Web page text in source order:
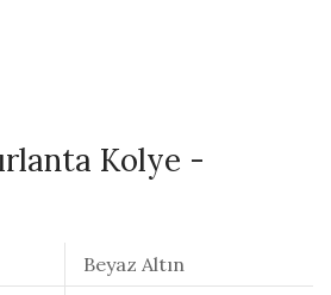
Kolye -
Beyaz Altın